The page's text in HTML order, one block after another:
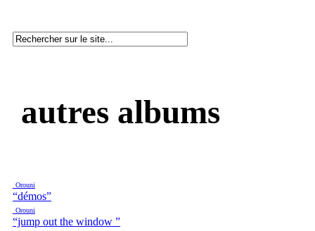
autres albums
Orouni
“démos”
Orouni
“jump out the window ”